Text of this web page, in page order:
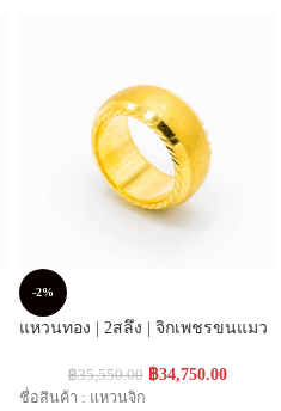
-2%
แหวนทอง | 2สลึง | จิกเพชรขนแมว
฿35,550.00 ฿34,750.00
ชื่อสินค้า : แหวนจิก